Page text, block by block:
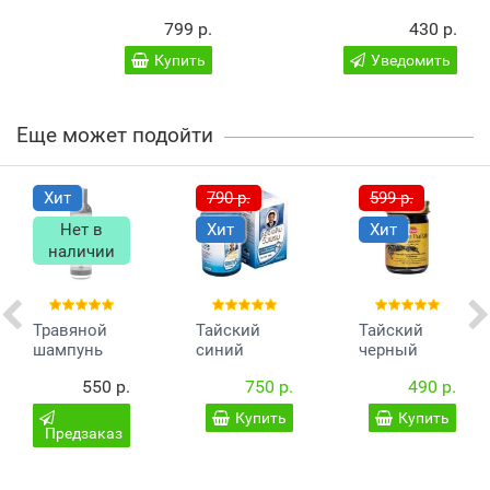
799 р.
Купить
430 р.
Уведомить
Еще может подойти
Хит
Нет в
наличии
Травяной
шампунь
550 р.
Предзаказ
790 р.
Хит
Тайский
синий
Wang Prom
50 гр
750 р.
Купить
599 р.
Хит
Тайский
черный
скорпиона
Banna 50
490 р.
Купить